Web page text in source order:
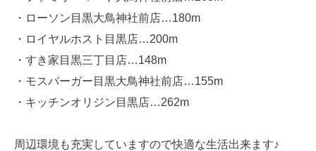
・ローソン目黒大鳥神社前店…180m
・ロイヤルホスト目黒店…200m
・すき家目黒三丁目店…148m
・モスバーガー目黒大鳥神社前店…155m
・キッチンオリジン目黒店…262m
周辺環境も充実していますので快適な生活出来ます♪